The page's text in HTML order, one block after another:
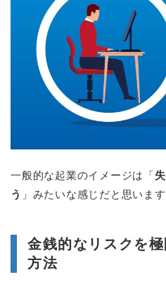
一般的な起業のイメージは「
う 」みたいな感じだと思います
金銭的なリスクを
方法